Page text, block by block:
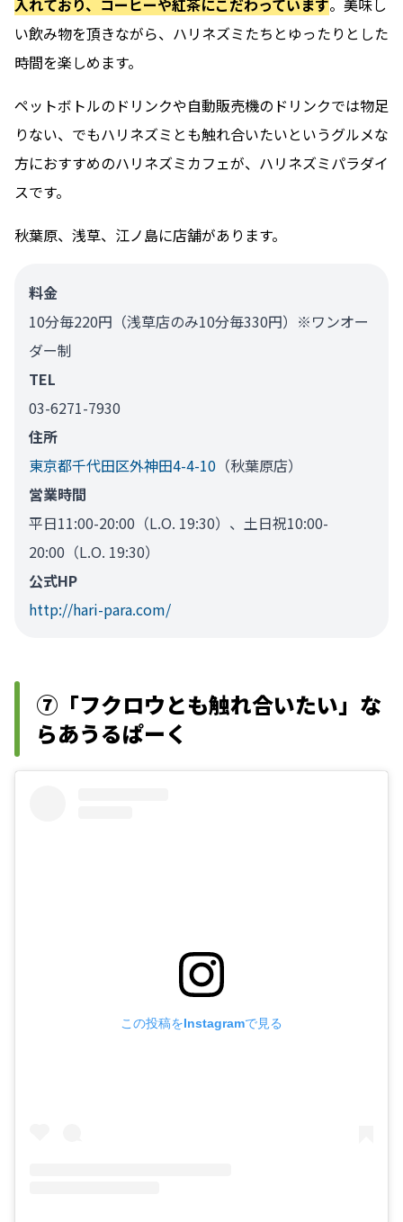
入れており、コーヒーや紅茶にこだわっています。美味し
い飲み物を頂きながら、ハリネズミたちとゆったりとした
時間を楽しめます。
ペットボトルのドリンクや自動販売機のドリンクでは物足
りない、でもハリネズミとも触れ合いたいというグルメな
方におすすめのハリネズミカフェが、ハリネズミパラダイ
スです。
秋葉原、浅草、江ノ島に店舗があります。
料金
10分毎220円（浅草店のみ10分毎330円）※ワンオー
ダー制
TEL
03-6271-7930
住所
東京都千代田区外神田4-4-10 （秋葉原店）
営業時間
平日11:00-20:00（L.O. 19:30）、土日祝10:00-
20:00（L.O. 19:30）
公式HP
http://hari-para.com/
⑦「フクロウとも触れ合いたい」な
らあうるぱーく
この投稿をInstagramで見る